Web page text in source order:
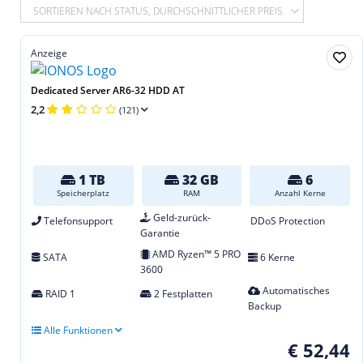
SORTIEREN NACH STATUS, DURCHSCHNITTLICHER PREIS
Anzeige
Dedicated Server AR6-32 HDD AT
2,2 (121)
1 TB
Speicherplatz
32 GB
RAM
6
Anzahl Kerne
Telefonsupport
Geld-zurück-
Garantie
DDoS Protection
SATA
AMD Ryzen™ 5 PRO
3600
6 Kerne
RAID 1 2 Festplatten
Automatisches
Backup
Alle Funktionen
€ 52,44